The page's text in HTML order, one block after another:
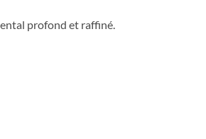
profond et raffiné.